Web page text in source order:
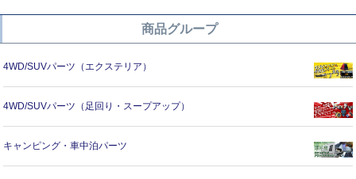
商品グループ
4WD/SUVパーツ（エクステリア）
4WD/SUVパーツ（足回り・スープアップ）
キャンピング・車中泊パーツ